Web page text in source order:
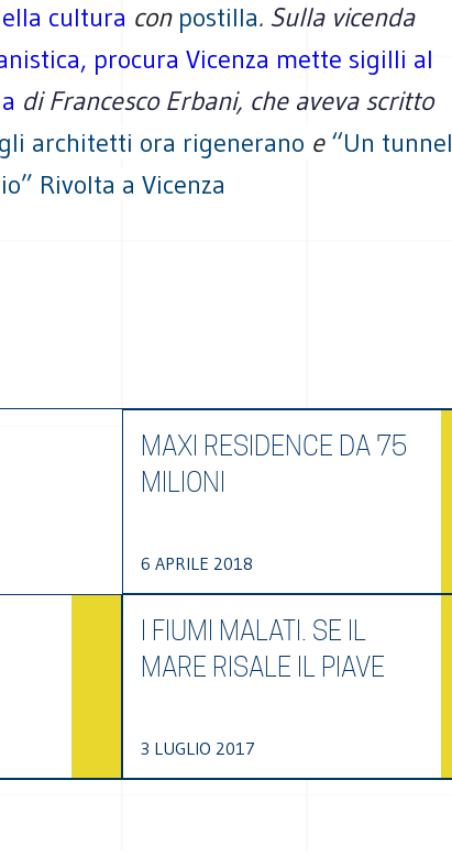
cultura con postilla. Sulla vicenda
procura Vicenza mette sigilli al
di Francesco Erbani, che aveva scritto
architetti ora rigenerano e “Un tunnel
Rivolta a Vicenza
MAXI RESIDENCE DA 75
MILIONI
6 APRILE 2018
I FIUMI MALATI. SE IL
MARE RISALE IL PIAVE
3 LUGLIO 2017